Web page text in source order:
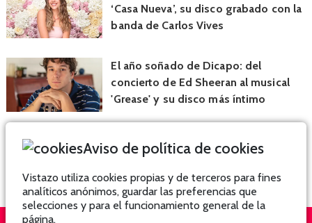
‘Casa Nueva’, su disco grabado con la
banda de Carlos Vives
El año soñado de Dicapo: del
concierto de Ed Sheeran al musical
'Grease' y su disco más íntimo
Aviso de política de cookies
Vistazo utiliza cookies propias y de terceros para fines
analíticos anónimos, guardar las preferencias que
selecciones y para el funcionamiento general de la
página.